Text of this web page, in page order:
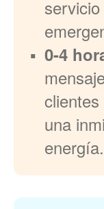
0-4
una
energía.